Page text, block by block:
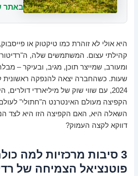
באתר
היא אולי לא זוהרת כמו טיקטוק או
קהילתי עצום. המשתמשים שלה,
ומעורב, שמייצר תוכן, מגיב, ובעיקר –
2024, עם שווי שוק של מיליארדי
הקפיצה מעולם האינטרנט ה"חתולי"
השאלה היא, האם הקפיצה הזו היא לצד
דווקא לקצה העמוק?
3 סיבות מרכזיות למה
פוטנציאל הצמיחה של